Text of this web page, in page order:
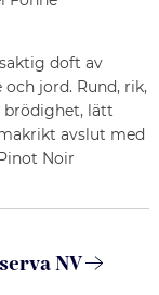
doft av
jord. Rund, rik,
brödighet, lätt
avslut med
Noir
NV